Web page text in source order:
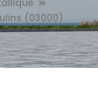
(03000)